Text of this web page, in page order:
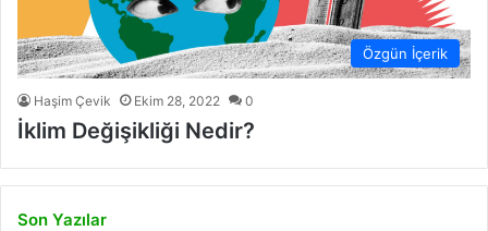
Özgün İçerik
Haşim Çevik Ekim 28, 2022 0
İklim Değişikliği Nedir?
Son Yazılar